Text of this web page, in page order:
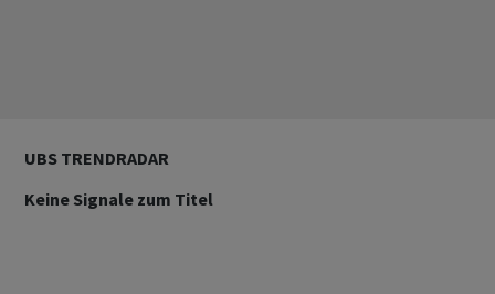
UBS TRENDRADAR
Keine Signale zum Titel